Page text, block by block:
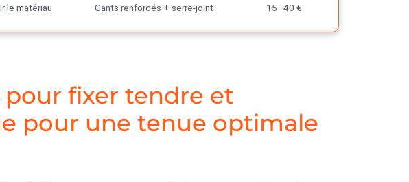
le matériau Gants renforcés + serre-joint 15–40 €
pour fixer tendre et
pour une tenue optimale